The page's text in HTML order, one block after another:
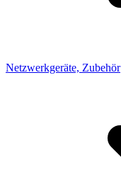
Netzwerkgeräte, Zubehör